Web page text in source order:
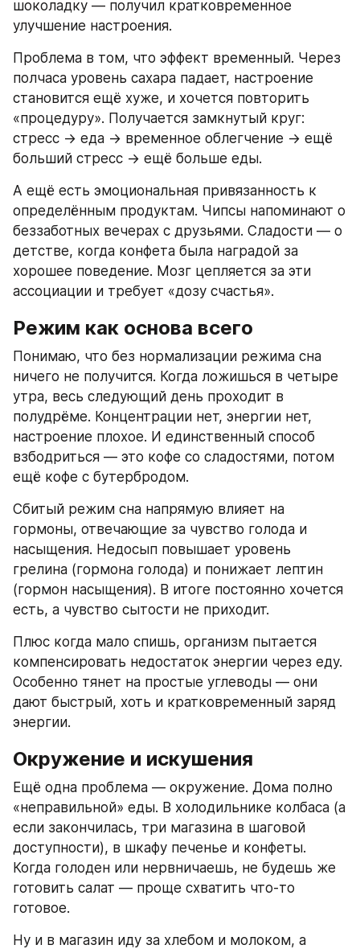
шоколадку — получил кратковременное
улучшение настроения.
Проблема в том, что эффект временный. Через
полчаса уровень сахара падает, настроение
становится ещё хуже, и хочется повторить
«процедуру». Получается замкнутый круг:
стресс → еда → временное облегчение → ещё
больший стресс → ещё больше еды.
А ещё есть эмоциональная привязанность к
определённым продуктам. Чипсы напоминают о
беззаботных вечерах с друзьями. Сладости — о
детстве, когда конфета была наградой за
хорошее поведение. Мозг цепляется за эти
ассоциации и требует «дозу счастья».
Режим как основа всего
Понимаю, что без нормализации режима сна
ничего не получится. Когда ложишься в четыре
утра, весь следующий день проходит в
полудрёме. Концентрации нет, энергии нет,
настроение плохое. И единственный способ
взбодриться — это кофе со сладостями, потом
ещё кофе с бутербродом.
Сбитый режим сна напрямую влияет на
гормоны, отвечающие за чувство голода и
насыщения. Недосып повышает уровень
грелина (гормона голода) и понижает лептин
(гормон насыщения). В итоге постоянно хочется
есть, а чувство сытости не приходит.
Плюс когда мало спишь, организм пытается
компенсировать недостаток энергии через еду.
Особенно тянет на простые углеводы — они
дают быстрый, хоть и кратковременный заряд
энергии.
Окружение и искушения
Ещё одна проблема — окружение. Дома полно
«неправильной» еды. В холодильнике колбаса (а
если закончилась, три магазина в шаговой
доступности), в шкафу печенье и конфеты.
Когда голоден или нервничаешь, не будешь же
готовить салат — проще схватить что-то
готовое.
Ну и в магазин иду за хлебом и молоком, а